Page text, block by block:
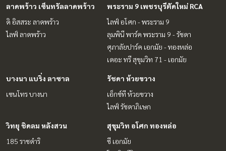
ลาดพร้าว เซ็นทรัลลาดพร้าว
ดิ อิสสระ ลาดพร้าว
ไลฟ์ ลาดพร้าว
พระราม 9 เพชรบุรีตัดใหม่ RCA
ไลฟ์ อโศก - พระราม 9
ลุมพินี พาร์ค พระราม 9 - รัชดา
ศุภาลัยปาร์ค เอกมัย - ทองหล่อ
เดอะ ทรี สุขุมวิท 71 - เอกมัย
บางนา แบริ่ง ลาซาล
เซนโทร บางนา
รัชดา ห้วยขวาง
เอ็กซ์ที ห้วยขวาง
ไลฟ์ รัชดาภิเษก
วิทยุ ชิดลม หลังสวน
185 ราชดำริ
สุขุมวิท อโศก ทองหล่อ
ซี เอกมัย